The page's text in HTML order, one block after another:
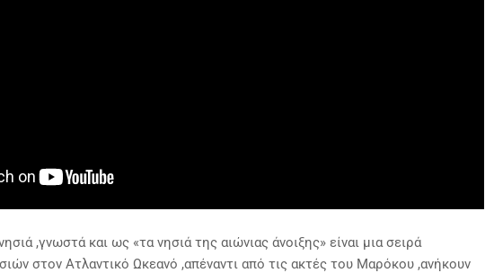
,γνωστά και ως «τα νησιά της αιώνιας άνοιξης» είναι μια σειρά
στον Ατλαντικό Ωκεανό ,απέναντι από τις ακτές του Μαρόκου ,ανήκουν